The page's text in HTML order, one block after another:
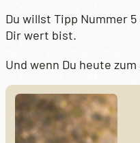
Du willst Tipp Nummer
Dir wert bist.
Und wenn Du heute